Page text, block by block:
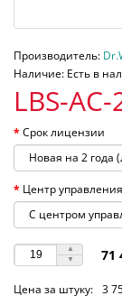
Производитель:
Наличие: Есть в
LBS-
Срок лицензии
Центр управления
71
Цена за штуку: 3